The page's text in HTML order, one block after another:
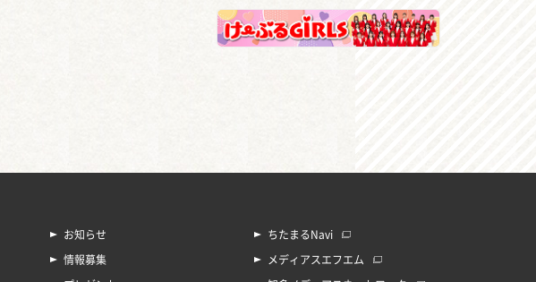
お知らせ
情報募集
ちたまるNavi
メディアスエフエム